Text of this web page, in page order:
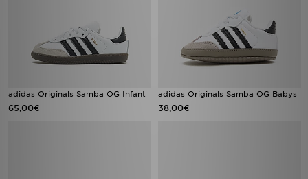
adidas Originals Samba OG Infant
65,00€
adidas Originals Samba OG Babys
38,00€